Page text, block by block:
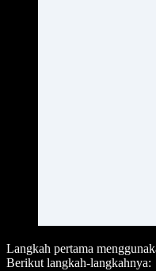
Langkah pertama
Berikut langkah-langkahnya: